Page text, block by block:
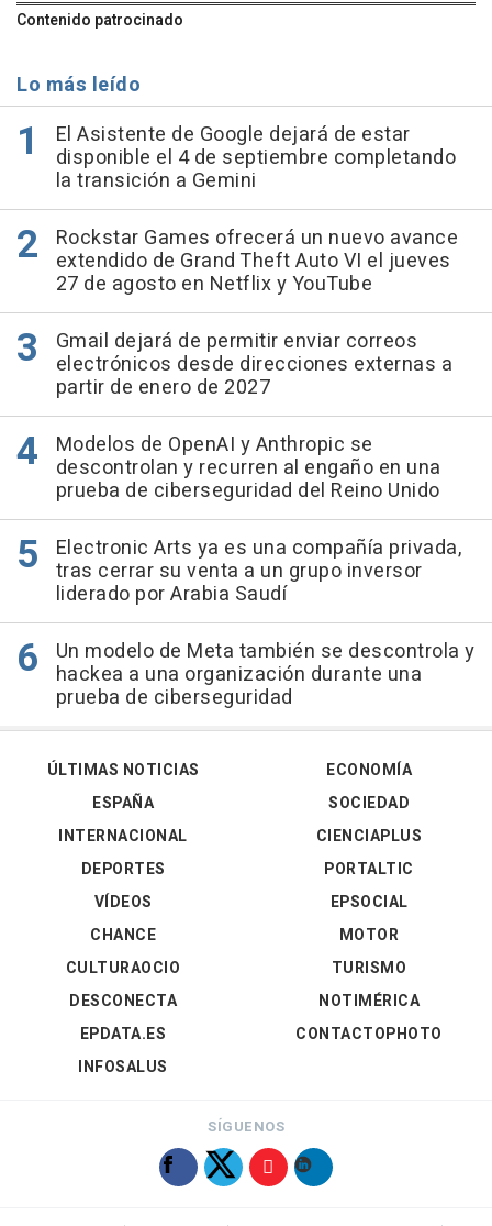
Contenido patrocinado
Lo más leído
El Asistente de Google dejará de estar
disponible el 4 de septiembre completando
la transición a Gemini
Rockstar Games ofrecerá un nuevo avance
extendido de Grand Theft Auto VI el jueves
27 de agosto en Netflix y YouTube
Gmail dejará de permitir enviar correos
electrónicos desde direcciones externas a
partir de enero de 2027
Modelos de OpenAI y Anthropic se
descontrolan y recurren al engaño en una
prueba de ciberseguridad del Reino Unido
Electronic Arts ya es una compañía privada,
tras cerrar su venta a un grupo inversor
liderado por Arabia Saudí
Un modelo de Meta también se descontrola y
hackea a una organización durante una
prueba de ciberseguridad
ÚLTIMAS NOTICIAS
ESPAÑA
INTERNACIONAL
DEPORTES
VÍDEOS
ECONOMÍA
SOCIEDAD
CIENCIAPLUS
PORTALTIC
EPSOCIAL
CHANCE
CULTURAOCIO
DESCONECTA
EPDATA.ES
INFOSALUS
MOTOR
TURISMO
NOTIMÉRICA
CONTACTOPHOTO
SÍGUENOS